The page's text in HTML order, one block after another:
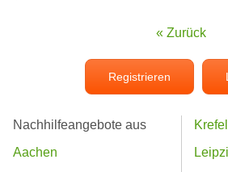
« Zurück
Registrieren
Nachhilfeangebote aus
Aachen